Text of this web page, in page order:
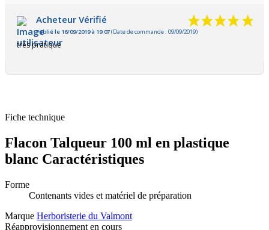
Acheteur Vérifié
Publié le 16/09/2019 à 19:07(Date de commande : 09/09/2019)
très pratique
Fiche technique
Flacon Talqueur 100 ml en plastique
blanc Caractéristiques
Forme
Contenants vides et matériel de préparation
Marque Herboristerie du Valmont
Réapprovisionnement en cours